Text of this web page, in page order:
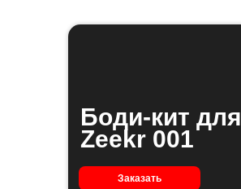
Боди-кит для
Zeekr 001
Заказать